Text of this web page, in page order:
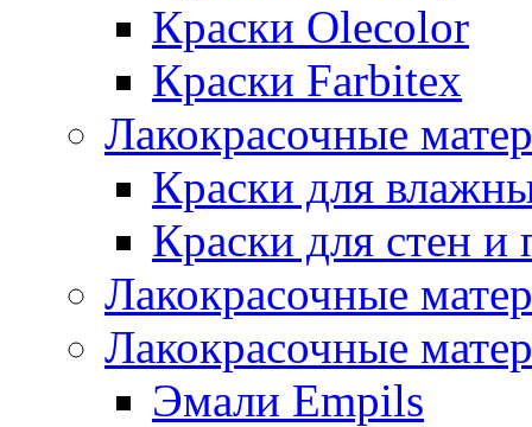
Краски Olecolor
Краски Farbitex
Лакокрасочные
Краски для
Краски для стен и
Лакокрасочные
Лакокрасочные
Эмали Empils